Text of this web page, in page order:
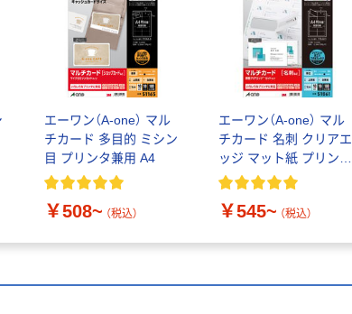
エーワン（A-one） マル
チカード 多目的 ミシン
目 プリンタ兼用 A4
￥508~ （税込）
エーワン（A-one） マル
チカード 名刺 クリアエ
ッジ マット紙 プリンタ
兼用 A4 10面
￥545~ （税込）